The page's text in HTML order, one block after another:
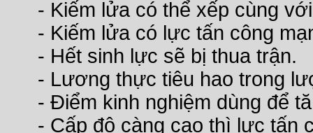
- Kiếm lửa có thể xếp cùng
- Kiếm lửa có lực tấn công
- Hết sinh lực sẽ bị thua trận.
- Lương thực tiêu hao trong
- Điểm kinh nghiệm dùng để
- Cấp độ càng cao thì lực tấn